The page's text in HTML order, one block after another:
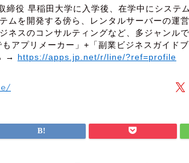
締役 早稲田大学に入学後、在学中にシステ
ムを開発する傍ら、レンタルサーバーの運
ネスのコンサルティングなど、多ジャンル
アプリメーカー」+「副業ビジネスガイド
→
https://apps.jp.net/r/line/?ref=profile